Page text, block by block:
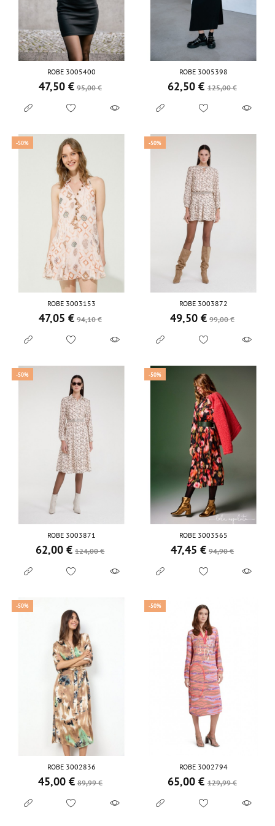
ROBE 3005400
Prix de base
95,00 €
Prix
47,50 €
ROBE 3005398
Prix de base
125,00 €
Prix
62,50 €
-50%
ROBE 3003153
Prix de base
94,10 €
Prix
47,05 €
-50%
ROBE 3003872
Prix de base
99,00 €
Prix
49,50 €
-50%
ROBE 3003871
Prix de base
124,00 €
Prix
62,00 €
-50%
ROBE 3003565
Prix de base
94,90 €
Prix
47,45 €
-50%
ROBE 3002836
Prix de base
89,99 €
Prix
45,00 €
-50%
ROBE 3002794
Prix de base
129,99 €
Prix
65,00 €